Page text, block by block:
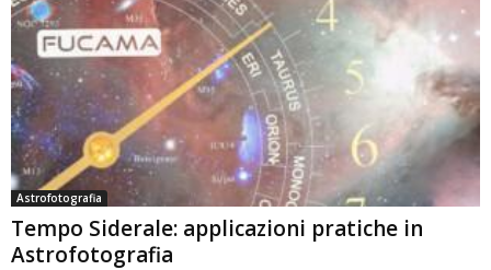
Astrofotografia
Tempo Siderale: applicazioni pratiche in
Astrofotografia